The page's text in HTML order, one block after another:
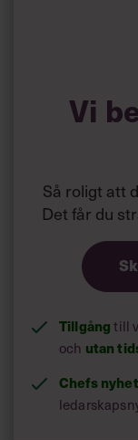
Men det vanliga
rapporterar om
»Var öppen, se
man sig lätt
är att vara
på frågor
dölja något«,
Hennes tips är
skicka ut en
förmedla. Om du
att kommentera
Vi
Så roligt att
Det får du
Tillgångtill
och utan
Chefs